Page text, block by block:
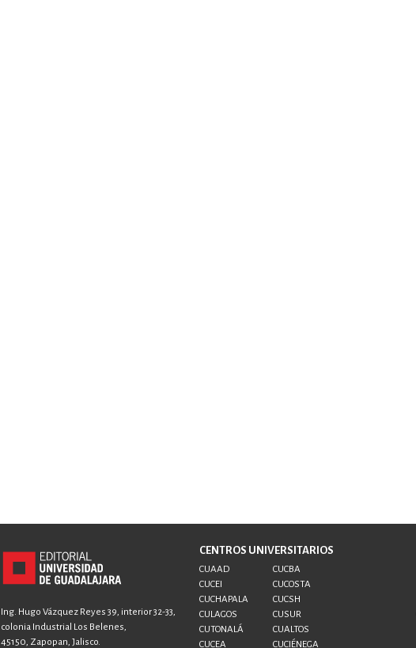
Ing. Hugo Vázquez Reyes 39, interior 32-33,
colonia Industrial Los Belenes,
45150, Zapopan, Jalisco.
CENTROS UNIVERSITARIOS
CUAAD
CUCBA
CUCEI
CUCOSTA
CUCHAPALA
CUCSH
CULAGOS
CUSUR
CUTONALÁ
CUALTOS
CUCEA
CUCIÉNEGA